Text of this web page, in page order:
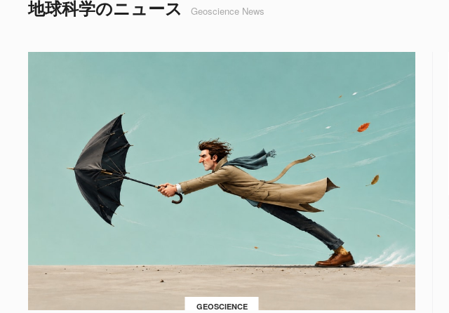
地球科学のニュース Geoscience News
GEOSCIENCE